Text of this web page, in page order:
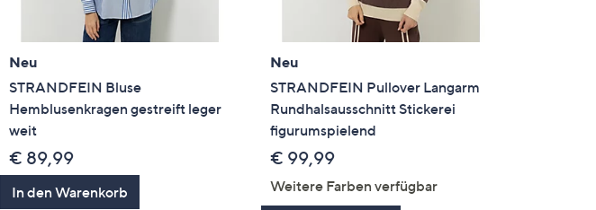
Neu
STRANDFEIN Bluse
Hemblusenkragen gestreift leger
weit
€ 89,99
In den Warenkorb
Neu
STRANDFEIN Pullover Langarm
Rundhalsausschnitt Stickerei
figurumspielend
€ 99,99
Weitere Farben verfügbar